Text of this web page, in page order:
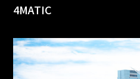
4MATIC